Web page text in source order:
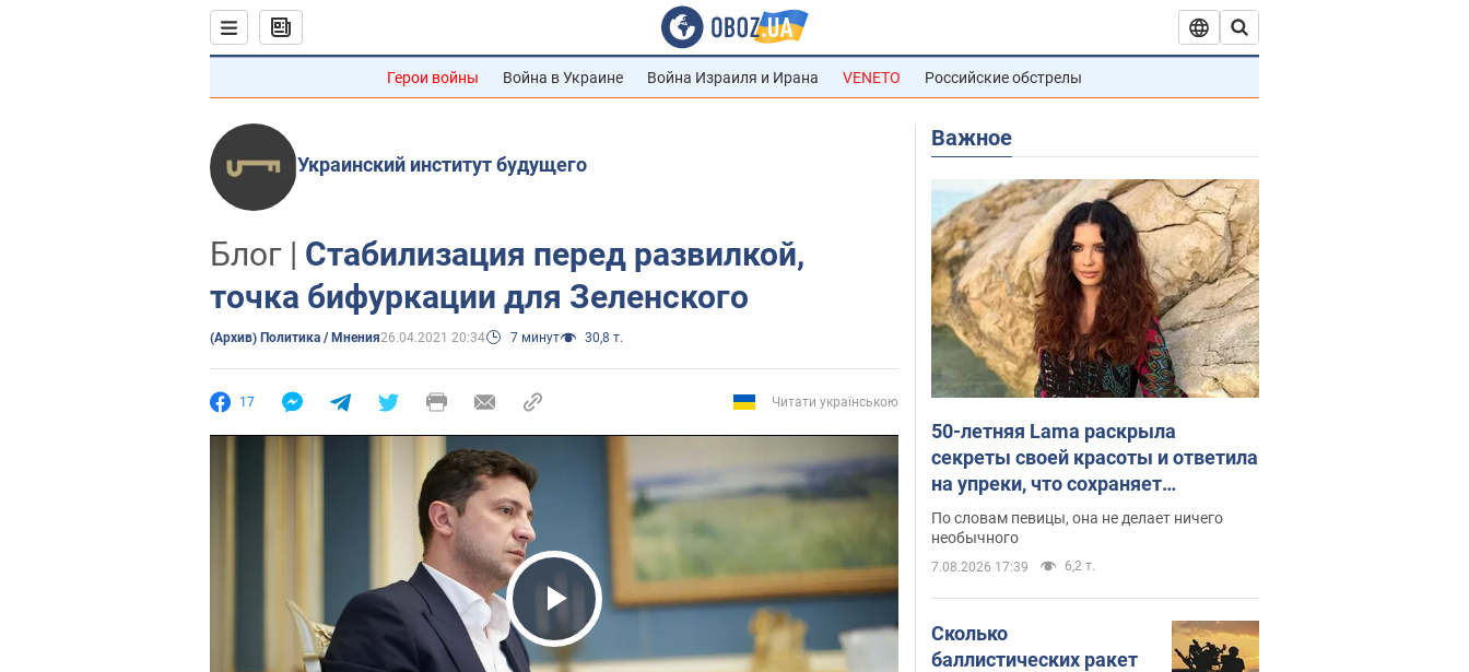
Герои войны Война в Украине Война Израиля и Ирана VENETO Российские обстрелы
Украинский институт будущего
Блог | Стабилизация перед развилкой,
точка бифуркации для Зеленского
(Архив) Политика / Мнения26.04.2021 20:34 7 минут 30,8 т.
17 Читати українською
Play Video
Важное
50-летняя Lama раскрыла
секреты своей красоты и ответила
на упреки, что сохраняет
молодость, ведь у нее нет детей
По словам певицы, она не делает ничего
необычного
7.08.2026 17:39 6,2 т.
Сколько
баллистических ракет